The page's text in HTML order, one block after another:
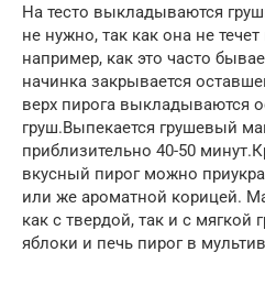
На тесто выкладываются
не нужно, так как она не
например, как это часто
начинка закрывается
верх пирога выкладываются
груш.Выпекается грушевый
приблизительно 40-50
вкусный пирог можно
или же ароматной корицей.
как с твердой, так и с
яблоки и печь пирог в